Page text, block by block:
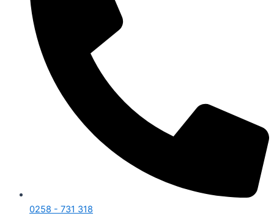
0258 - 731 318